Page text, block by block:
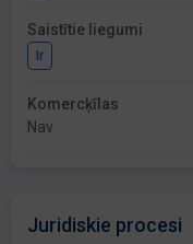
Saistītie liegumi
Ir
Komercķīlas
Nav
Juridiskie procesi